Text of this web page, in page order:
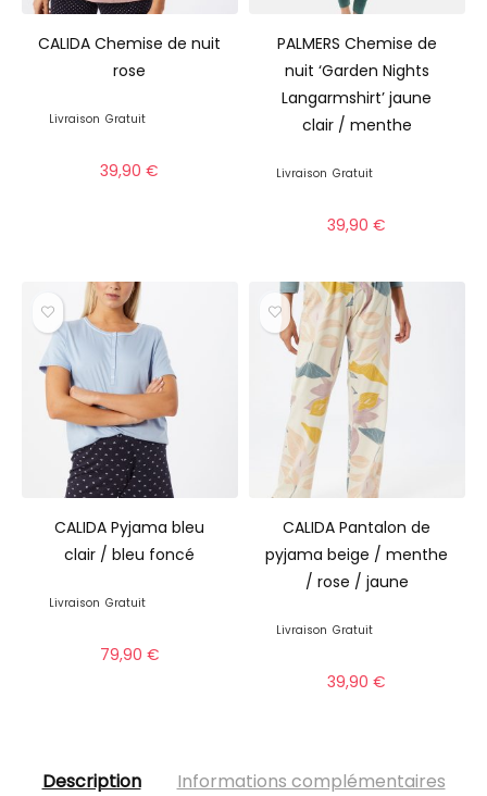
CALIDA Chemise de nuit
rose
Livraison Gratuit
39,90€
PALMERS Chemise de
nuit ‘Garden Nights
Langarmshirt’ jaune
clair / menthe
Livraison Gratuit
39,90€
CALIDA Pyjama bleu
clair / bleu foncé
Livraison Gratuit
79,90 €
CALIDA Pantalon de
pyjama beige / menthe
/ rose / jaune
Livraison Gratuit
39,90€
Description Informations complémentaires